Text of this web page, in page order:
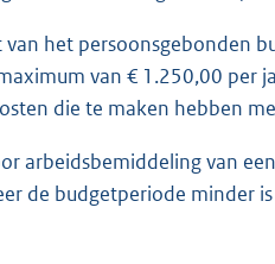
het persoonsgebonden
van € 1.250,00 per
die te maken hebben
arbeidsbemiddeling van
de budgetperiode minder